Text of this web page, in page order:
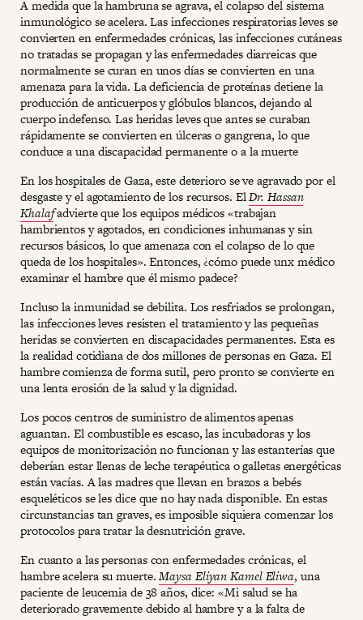
A medida que la hambruna se agrava, el colapso del sistema
inmunológico se acelera. Las infecciones respiratorias leves se
convierten en enfermedades crónicas, las infecciones cutáneas
no tratadas se propagan y las enfermedades diarreicas que
normalmente se curan en unos días se convierten en una
amenaza para la vida. La deficiencia de proteínas detiene la
producción de anticuerpos y glóbulos blancos, dejando al
cuerpo indefenso. Las heridas leves que antes se curaban
rápidamente se convierten en úlceras o gangrena, lo que
conduce a una discapacidad permanente o a la muerte
En los hospitales de Gaza, este deterioro se ve agravado por el
desgaste y el agotamiento de los recursos. ElDr. Hassan
Khalafadvierte que los equipos médicos «trabajan
hambrientos y agotados, en condiciones inhumanas y sin
recursos básicos, lo que amenaza con el colapso de lo que
queda de los hospitales». Entonces, ¿cómo puede unx médico
examinar el hambre que él mismo padece?
Incluso la inmunidad se debilita. Los resfriados se prolongan,
las infecciones leves resisten el tratamiento y las pequeñas
heridas se convierten en discapacidades permanentes. Esta es
la realidad cotidiana de dos millones de personas en Gaza. El
hambre comienza de forma sutil, pero pronto se convierte en
una lenta erosión de la salud y la dignidad.
Los pocos centros de suministro de alimentos apenas
aguantan. El combustible es escaso, las incubadoras y los
equipos de monitorización no funcionan y las estanterías que
deberían estar llenas de leche terapéutica o galletas energéticas
están vacías. A las madres que llevan en brazos a bebés
esqueléticos se les dice que no hay nada disponible. En estas
circunstancias tan graves, es imposible siquiera comenzar los
protocolos para tratar la desnutrición grave.
En cuanto a las personas con enfermedades crónicas, el
hambre acelera su muerte.Maysa Eliyan Kamel Eliwa, una
paciente de leucemia de 38 años, dice: «Mi salud se ha
deteriorado gravemente debido al hambre y a la falta de